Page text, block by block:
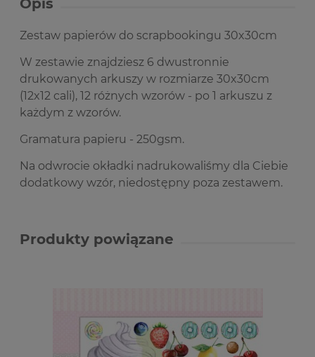
Opis
Zestaw papierów do scrapbookingu 30x30cm
W zestawie znajdziesz 6 dwustronnie
drukowanych arkuszy w rozmiarze 30x30cm
(12x12 cali), 12 różnych wzorów - po 1 arkuszu z
każdym z wzorów.
Gramatura papieru - 250gsm.
Na odwrocie okładki nadrukowaliśmy dla Ciebie
dodatkowy wzór, niedostępny poza zestawem.
Produkty powiązane